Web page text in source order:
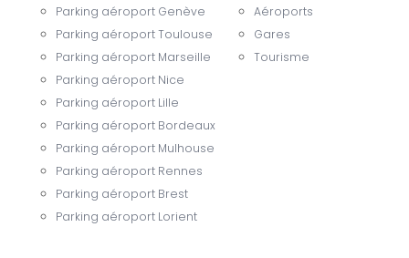
Parking aéroport Genève
Parking aéroport Toulouse
Parking aéroport Marseille
Parking aéroport Nice
Parking aéroport Lille
Parking aéroport Bordeaux
Parking aéroport Mulhouse
Parking aéroport Rennes
Parking aéroport Brest
Parking aéroport Lorient
Aéroports
Gares
Tourisme